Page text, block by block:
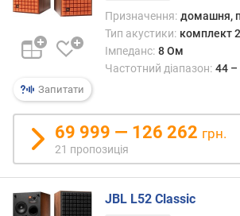
)
ц
е
т
В
/
к
а
Запитати
Призначення: домашня,
Тип акустики: комплект
Імпеданс: 8 Ом
Частотний діапазон: 44 –
69 999 — 126 262 грн.
21 пропозиція
JBL L52 Classic